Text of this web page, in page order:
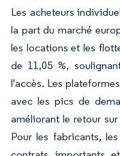
Les acheteurs
la part du marché
les locations et les
de 11,05 %,
l'accès. Les
avec les pics de
améliorant le retour
Pour les fabricants,